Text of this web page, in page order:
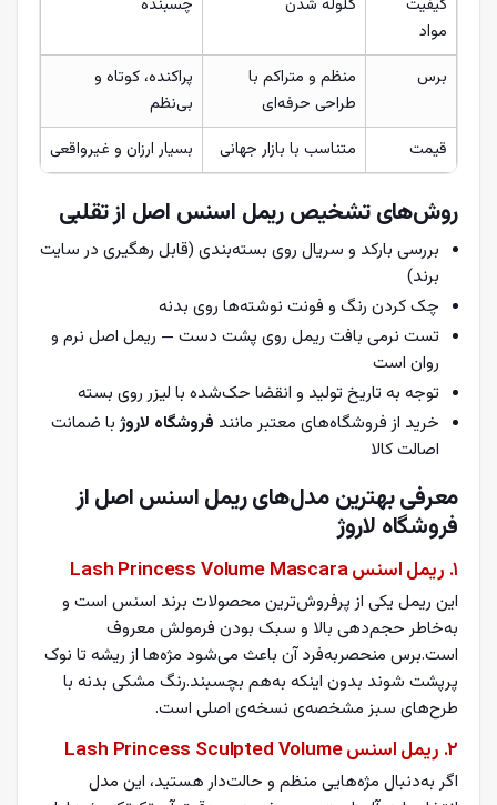
مواد
برس
منظم و متراکم با
طراحی حرفه‌ای
پراکنده، کوتاه و
بی‌نظم
قیمت
متناسب با بازار جهانی بسیار ارزان و غیرواقعی
روش‌های تشخیص ریمل اسنس اصل از تقلبی
بررسی بارکد و سریال روی بسته‌بندی (قابل رهگیری در سایت
برند)
چک کردن رنگ و فونت نوشته‌ها روی بدنه
تست نرمی بافت ریمل روی پشت دست — ریمل اصل نرم و
روان است
توجه به تاریخ تولید و انقضا حک‌شده با لیزر روی بسته
خرید از فروشگاه‌های معتبر مانند فروشگاه لاروژ با ضمانت
اصالت کالا
معرفی بهترین مدل‌های ریمل اسنس اصل از
فروشگاه لاروژ
۱. ریمل اسنس Lash Princess Volume Mascara
این ریمل یکی از پرفروش‌ترین محصولات برند اسنس است و
به‌خاطر حجم‌دهی بالا و سبک بودن فرمولش معروف
است.برس منحصر‌به‌فرد آن باعث می‌شود مژه‌ها از ریشه تا نوک
پرپشت شوند بدون اینکه به‌هم بچسبند.رنگ مشکی بدنه با
طرح‌های سبز مشخصه‌ی نسخه‌ی اصلی است.
۲. ریمل اسنس Lash Princess Sculpted Volume
اگر به‌دنبال مژه‌هایی منظم و حالت‌دار هستید، این مدل